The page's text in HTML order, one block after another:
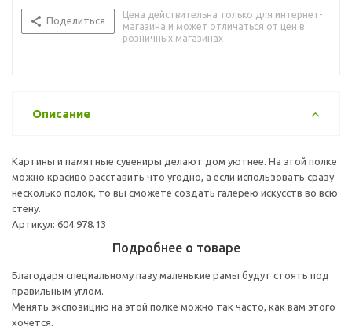
Поделиться
Цена действительна только для интернет-
магазина и может отличаться от цен в
розничных магазинах
Описание
Картины и памятные сувениры делают дом уютнее. На этой полке
можно красиво расставить что угодно, а если использовать сразу
несколько полок, то вы сможете создать галерею искусств во всю
стену.
Артикул: 604.978.13
Подробнее о товаре
Благодаря специальному пазу маленькие рамы будут стоять под
правильным углом.
Менять экспозицию на этой полке можно так часто, как вам этого
хочется.